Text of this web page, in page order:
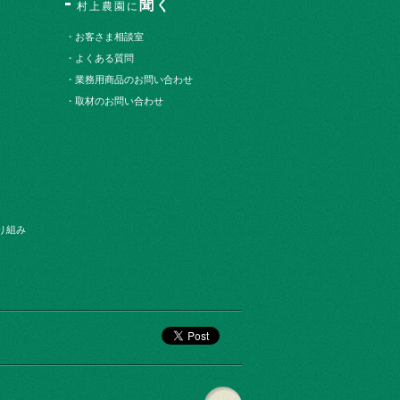
組み
村上農園に 聞く
・お客さま相談室
・よくある質問
・業務用商品のお問い合わせ
・取材のお問い合わせ